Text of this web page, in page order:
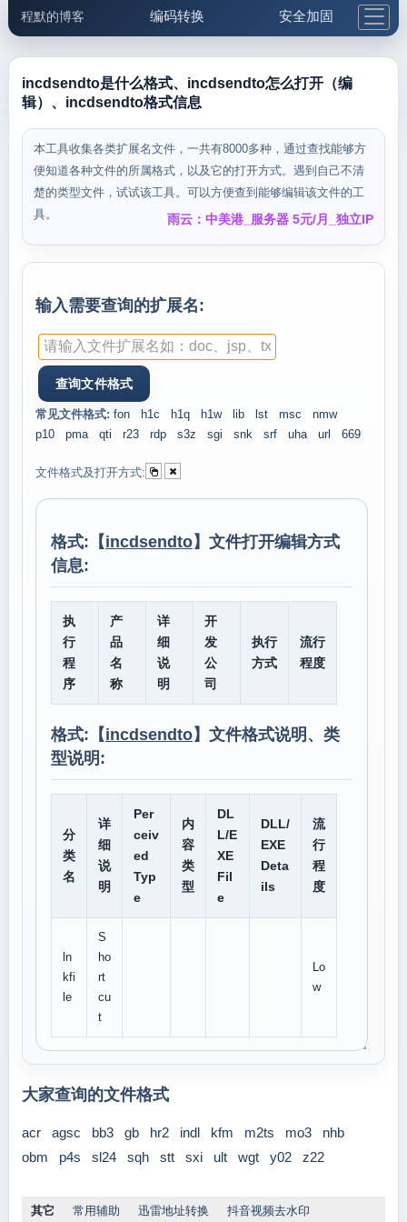
程默的博客 编码转换 安全加固
邮件工具 生活便民 更多工具
5.1支付宝大红包
incdsendto是什么格式、incdsendto怎么打开（编
辑）、incdsendto格式信息
本工具收集各类扩展名文件，一共有8000多种，通过查找能够方
便知道各种文件的所属格式，以及它的打开方式。遇到自己不清
楚的类型文件，试试该工具。可以方便查到能够编辑该文件的工
具。
雨云：中美港_服务器 5元/月_独立IP
输入需要查询的扩展名:
常见文件格式: fon h1c h1q h1w lib lst msc
nmw
p10
pma qti r23 rdp s3z sgi snk srf uha url 669
文件格式及打开方式:
格式:【incdsendto】文件打开编辑方式
信息:
执
行
程
序
产
品
名
称
详
细
说
明
开
发
公
司
执行
方式
流行
程度
格式:【incdsendto】文件格式说明、类
型说明:
分
类
名
详
细
说
明
Per
ceiv
ed
Typ
e
内
容
类
型
DL
L/E
XE
Fil
e
DLL/
EXE
Deta
ils
流
行
程
度
ln
kfi
le
S
ho
rt
cu
t
Lo
w
大家查询的文件格式
acr agsc bb3 gb hr2 indl kfm m2ts mo3
nhb
obm
p4s sl24 sqh stt sxi ult wgt y02 z22
其它 常用辅助 迅雷地址转换 抖音视频去水印